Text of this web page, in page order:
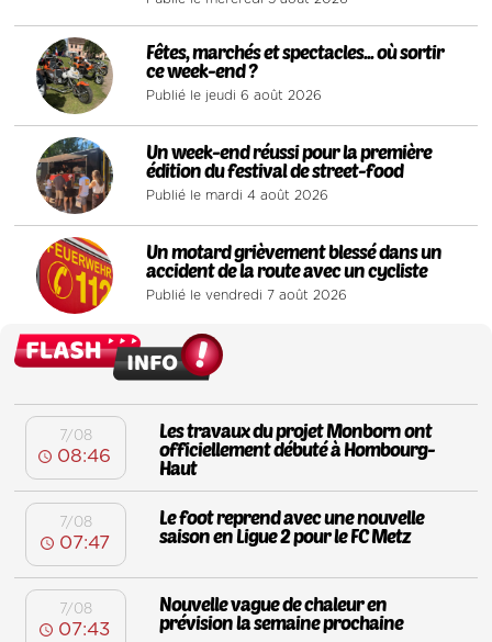
3
Fêtes, marchés et spectacles... où sortir
ce week-end ?
Publié le jeudi 6 août 2026
4
Un week-end réussi pour la première
édition du festival de street-food
Publié le mardi 4 août 2026
5
Un motard grièvement blessé dans un
accident de la route avec un cycliste
Publié le vendredi 7 août 2026
7/08
08:46
Les travaux du projet Monborn ont
officiellement débuté à Hombourg-
Haut
7/08
07:47
Le foot reprend avec une nouvelle
saison en Ligue 2 pour le FC Metz
7/08
07:43
Nouvelle vague de chaleur en
prévision la semaine prochaine